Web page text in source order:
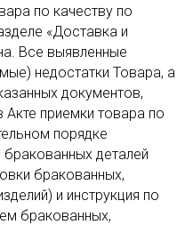
по качеству по
«Доставка и
Все выявленные
недостатки Товара, а
документов,
приемки товара по
порядке
деталей
бракованных,
и инструкция по
бракованных,